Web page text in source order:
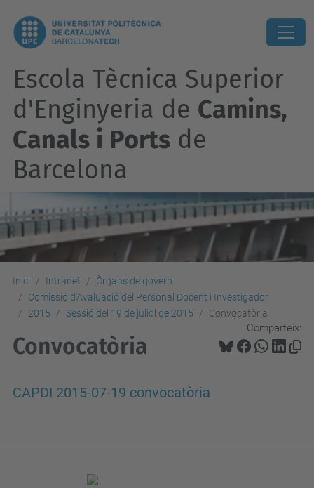
Escola Tècnica Superior
d'Enginyeria de Camins,
Canals i Ports de
Barcelona
Inici Intranet
Òrgans de govern
Comissió d'Avaluació del Personal Docent i Investigador
2015
Sessió del 19 de juliol de 2015 Convocatòria
Comparteix:
Convocatòria
CAPDI 2015-07-19 convocatòria